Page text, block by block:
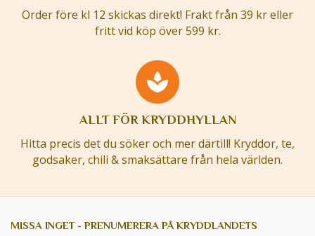
Order före kl 12 skickas direkt! Frakt från 39 kr eller
fritt vid köp över 599 kr.
ALLT FÖR KRYDDHYLLAN
Hitta precis det du söker och mer därtill! Kryddor, te,
godsaker, chili & smaksättare från hela världen.
MISSA INGET - PRENUMERERA PÅ KRYDDLANDETS